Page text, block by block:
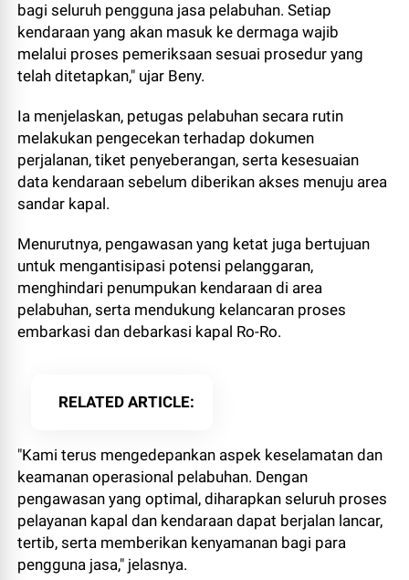
bagi seluruh pengguna jasa pelabuhan. Setiap
kendaraan yang akan masuk ke dermaga wajib
melalui proses pemeriksaan sesuai prosedur yang
telah ditetapkan," ujar Beny.
Ia menjelaskan, petugas pelabuhan secara rutin
melakukan pengecekan terhadap dokumen
perjalanan, tiket penyeberangan, serta kesesuaian
data kendaraan sebelum diberikan akses menuju area
sandar kapal.
Menurutnya, pengawasan yang ketat juga bertujuan
untuk mengantisipasi potensi pelanggaran,
menghindari penumpukan kendaraan di area
pelabuhan, serta mendukung kelancaran proses
embarkasi dan debarkasi kapal Ro-Ro.
RELATED ARTICLE
"Kami terus mengedepankan aspek keselamatan dan
keamanan operasional pelabuhan. Dengan
pengawasan yang optimal, diharapkan seluruh proses
pelayanan kapal dan kendaraan dapat berjalan lancar,
tertib, serta memberikan kenyamanan bagi para
pengguna jasa," jelasnya.